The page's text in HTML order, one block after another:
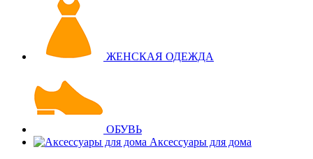
ЖЕНСКАЯ ОДЕЖДА
ОБУВЬ
Аксессуары для дома